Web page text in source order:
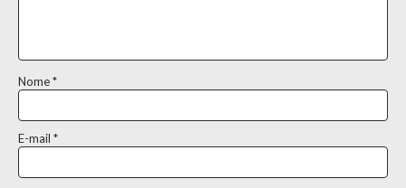
Nome*
E-mail *